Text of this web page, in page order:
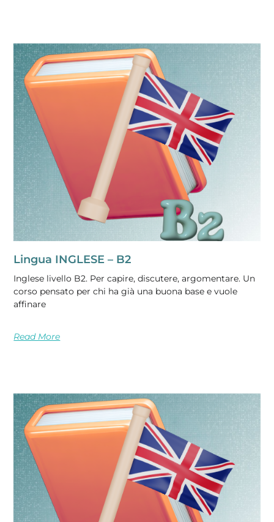
Lingua INGLESE – B2
Inglese livello B2. Per capire, discutere, argomentare. Un
corso pensato per chi ha già una buona base e vuole
affinare
Read More